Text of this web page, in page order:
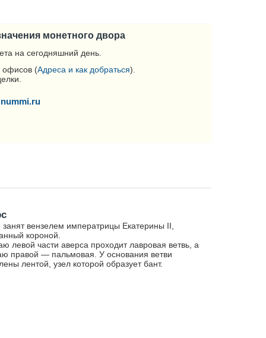
монетного двора
на сегодняшний день.
офисов (Адреса и как добраться).
занят вензелем императрицы Екатерины II,
короной.
левой части аверса проходит лавровая ветвь, а
правой — пальмовая. У основания ветви
лентой, узел которой образует бант.